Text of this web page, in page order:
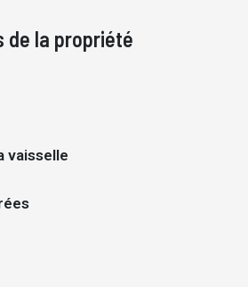
de la propriété
vaisselle